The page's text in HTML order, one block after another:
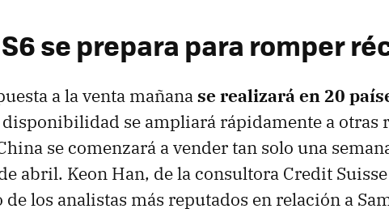
se prepara para romper
a la venta mañanase realizará en 20
disponibilidad se ampliará rápidamente a otras
se comenzará a vender tan solo una
abril. Keon Han, de la consultora Credit
de los analistas más reputados en relación a